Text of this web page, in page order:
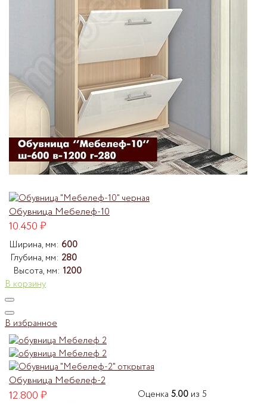
Обувница Мебелеф-10
10.450₽
Ширина, мм: 600
Глубина, мм: 280
Высота, мм: 1200
В корзину
В избранное
Обувница Мебелеф-2
Оценка 5.00из 5
12.800₽